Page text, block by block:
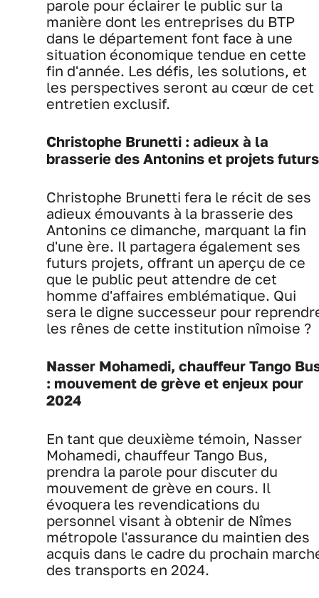
parole pour éclairer le public sur la
manière dont les entreprises du BTP
dans le département font face à une
situation économique tendue en cette
fin d'année. Les défis, les solutions, et
les perspectives seront au cœur de cet
entretien exclusif.
Christophe Brunetti : adieux à la
brasserie des Antonins et projets futurs
Christophe Brunetti fera le récit de ses
adieux émouvants à la brasserie des
Antonins ce dimanche, marquant la fin
d'une ère. Il partagera également ses
futurs projets, offrant un aperçu de ce
que le public peut attendre de cet
homme d'affaires emblématique. Qui
sera le digne successeur pour
les rênes de cette institution nîmoise ?
Nasser Mohamedi, chauffeur Tango
: mouvement de grève et enjeux pour
2024
En tant que deuxième témoin, Nasser
Mohamedi, chauffeur Tango Bus,
prendra la parole pour discuter du
mouvement de grève en cours. Il
évoquera les revendications du
personnel visant à obtenir de Nîmes
métropole l'assurance du maintien des
acquis dans le cadre du prochain
des transports en 2024.